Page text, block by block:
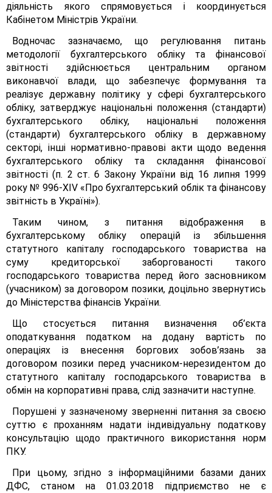
діяльність якого спрямовується і координується
Кабінетом Міністрів України.
Водночас зазначаємо, що регулювання питань
методології бухгалтерського обліку та фінансової
звітності здійснюється центральним органом
виконавчої влади, що забезпечує формування та
реалізує державну політику у сфері бухгалтерського
обліку, затверджує національні положення (стандарти)
бухгалтерського обліку, національні положення
(стандарти) бухгалтерського обліку в державному
секторі, інші нормативно-правові акти щодо ведення
бухгалтерського обліку та складання фінансової
звітності (п. 2 ст. 6 Закону України від 16 липня 1999
року № 996-ХІV «Про бухгалтерський облік та фінансову
звітність в Україні»).
Таким чином, з питання відображення в
бухгалтерському обліку операцій із збільшення
статутного капіталу господарського товариства на
суму кредиторської заборгованості такого
господарського товариства перед його засновником
(учасником) за договором позики, доцільно звернутись
до Міністерства фінансів України.
Що стосується питання визначення об’єкта
оподаткування податком на додану вартість по
операціях із внесення боргових зобов’язань за
договором позики перед учасником-нерезидентом до
статутного капіталу господарського товариства в
обмін на корпоративні права, слід зазначити наступне.
Порушені у зазначеному зверненні питання за своєю
суттю є проханням надати індивідуальну податкову
консультацію щодо практичного використання норм
ПКУ.
При цьому, згідно з інформаційними базами даних
ДФС, станом на 01.03.2018 підприємство не є